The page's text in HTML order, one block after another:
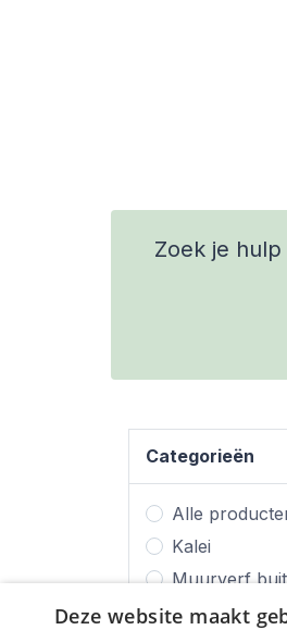
Zoek je
Categorieën
Alle
Kalei
Muurverf
(gevelverf)
Deze website maakt